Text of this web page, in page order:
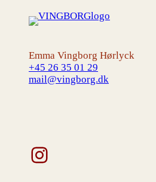
Emma Vingborg Hørlyck
+45 26 35 01 29
mail@vingborg.dk
Instagram